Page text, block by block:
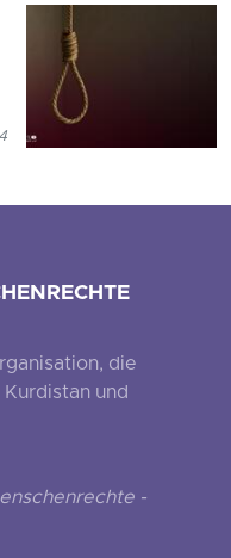
die
und
-